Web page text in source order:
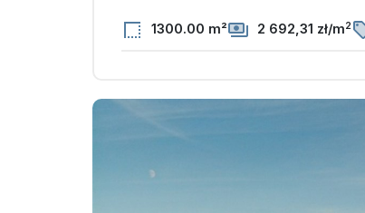
1300.00 m² 2 692,31 zł/m2